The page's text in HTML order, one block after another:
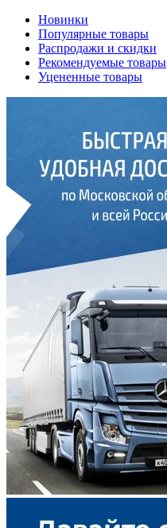
Новинки
Популярные товары
Распродажи и скидки
Рекомендуемые товары
Уцененные товары